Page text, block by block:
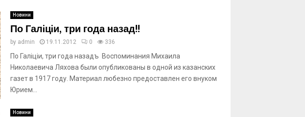
Новини
По Галiцiи, три года назад!!
by admin 19.11.2012 0 336
По Галiцiи, три года назадъ Воспоминания Михаила
Николаевича Ляхова были опубликованы в одной из казанских
газет в 1917 году. Материал любезно предоставлен его внуком
Юрием...
Новини